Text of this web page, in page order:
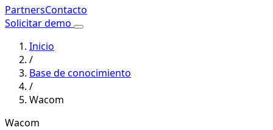
PartnersContacto
Solicitar demo
Inicio
/
Base de conocimiento
/
Wacom
Wacom